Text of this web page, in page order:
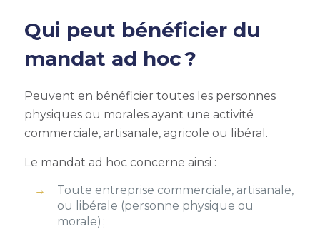
Qui peut bénéficier du
mandat ad hoc ?
Peuvent en bénéficier toutes les personnes
physiques ou morales ayant une activité
commerciale, artisanale, agricole ou libéral.
Le mandat ad hoc concerne ainsi :
Toute entreprise commerciale, artisanale,
ou libérale (personne physique ou
morale) ;